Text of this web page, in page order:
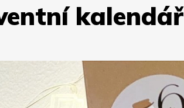
kalendář